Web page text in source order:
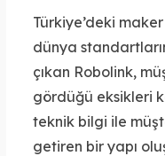
Türkiye’deki
dünya
çıkan Robolink,
gördüğü eksikleri
teknik bilgi ile
getiren bir yapı